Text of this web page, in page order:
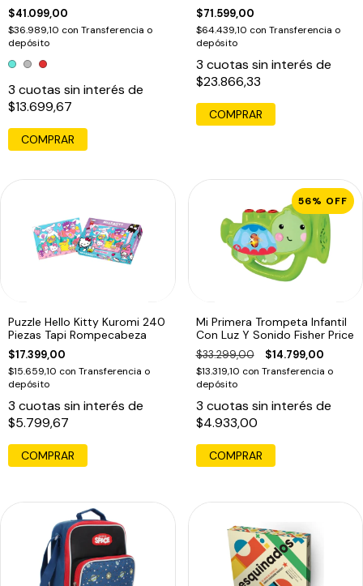
$41.099,00
$36.989,10 con Transferencia o
depósito
3 cuotas sin interés de
$13.699,67
COMPRAR
$71.599,00
$64.439,10 con Transferencia o
depósito
3 cuotas sin interés de
$23.866,33
COMPRAR
Puzzle Hello Kitty Kuromi 240
Piezas Tapi Rompecabeza
$17.399,00
$15.659,10 con Transferencia o
depósito
3 cuotas sin interés de
$5.799,67
56% OFF
Mi Primera Trompeta Infantil
Con Luz Y Sonido Fisher Price
$33.299,00 $14.799,00
$13.319,10 con Transferencia o
depósito
3 cuotas sin interés de
$4.933,00
COMPRAR